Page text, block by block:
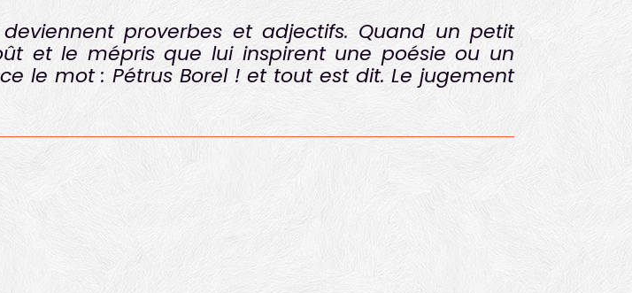
proverbes et adjectifs. Quand un petit
et le mépris que lui inspirent une poésie ou un
le mot : Pétrus Borel ! et tout est dit. Le jugement